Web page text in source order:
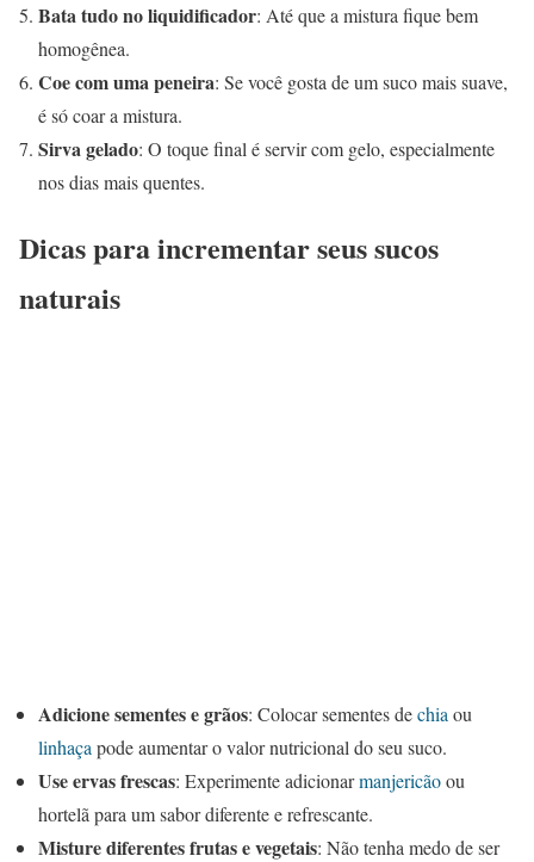
Bata tudo no liquidificador: Até que a mistura fique bem
homogênea.
Coe com uma peneira: Se você gosta de um suco mais suave,
é só coar a mistura.
Sirva gelado: O toque final é servir com gelo, especialmente
nos dias mais quentes.
Dicas para incrementar seus sucos
naturais
Adicione sementes e grãos: Colocar sementes dechia ou
linhaça pode aumentar o valor nutricional do seu suco.
Use ervas frescas: Experimente adicionarmanjericãoou
hortelã para um sabor diferente e refrescante.
Misture diferentes frutas e vegetais: Não tenha medo de ser